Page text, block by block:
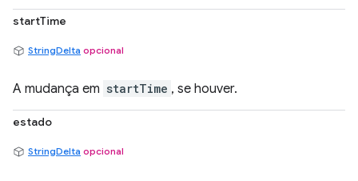
startTime
StringDelta opcional
A mudança em startTime , se houver.
estado
StringDelta opcional